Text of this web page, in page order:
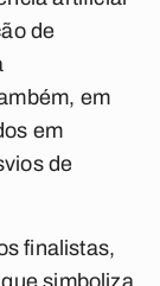
de
em
em
de
finalistas,
simboliza